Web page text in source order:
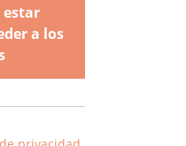
estar
a los